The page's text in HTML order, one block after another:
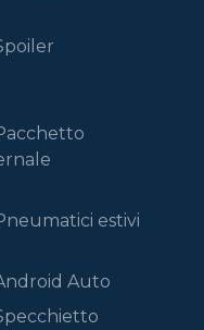
Spoiler
Pneumatici estivi
Android Auto